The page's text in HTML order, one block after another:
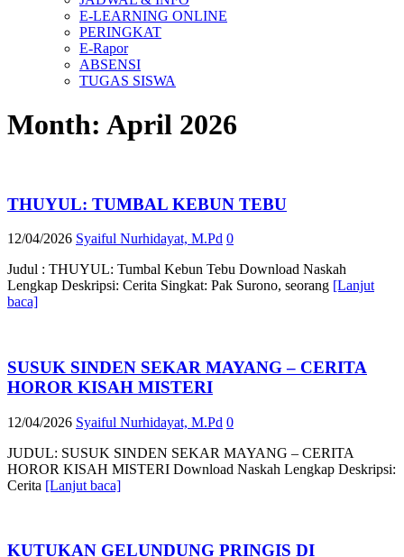
E-LEARNING ONLINE
PERINGKAT
E-Rapor
ABSENSI
TUGAS SISWA
Month: April 2026
THUYUL: TUMBAL KEBUN TEBU
12/04/2026 Syaiful Nurhidayat, M.Pd 0
Judul : THUYUL: Tumbal Kebun Tebu Download Naskah
Lengkap Deskripsi: Cerita Singkat: Pak Surono, seorang [Lanjut
baca]
SUSUK SINDEN SEKAR MAYANG – CERITA
HOROR KISAH MISTERI
12/04/2026 Syaiful Nurhidayat, M.Pd 0
JUDUL: SUSUK SINDEN SEKAR MAYANG – CERITA
HOROR KISAH MISTERI Download Naskah Lengkap Deskripsi:
Cerita [Lanjut baca]
KUTUKAN GELUNDUNG PRINGIS DI